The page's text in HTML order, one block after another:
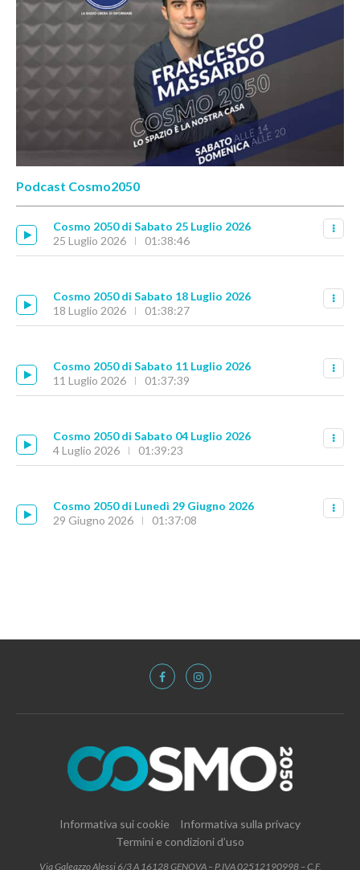
Podcast Cosmo2050
Cosmo 2050 di Sabato 25 Luglio 2026
25 Luglio 2026
01:38:46
Cosmo 2050 di Sabato 18 Luglio 2026
18 Luglio 2026
01:38:27
Cosmo 2050 di Sabato 11 Luglio 2026
11 Luglio 2026
01:37:39
Cosmo 2050 di Sabato 04 Luglio 2026
4 Luglio 2026
01:39:23
Cosmo 2050 di Lunedì 29 Giugno 2026
29 Giugno 2026
01:37:08
Informativa sui cookie
Informativa sulla privacy
Termini e condizioni d’uso
Via Galeazzo Alessi 6/3 A 16128 GENOVA – P.IVA 02512190998 – C.F.